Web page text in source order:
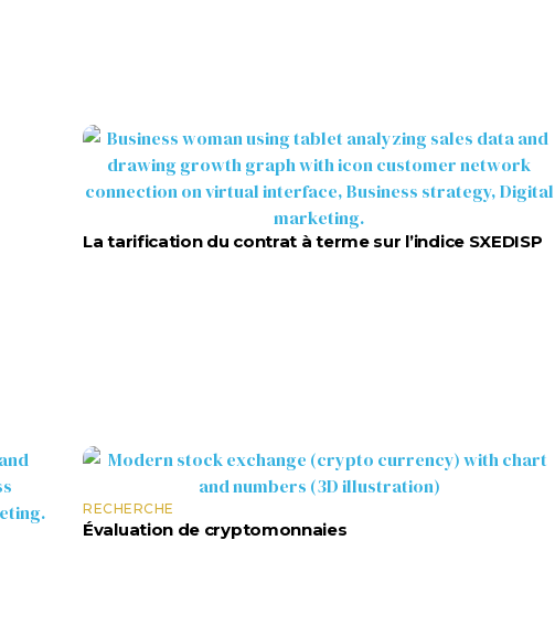
La tarification du contrat à terme sur l’indice SXEDISP
RECHERCHE
Évaluation de cryptomonnaies